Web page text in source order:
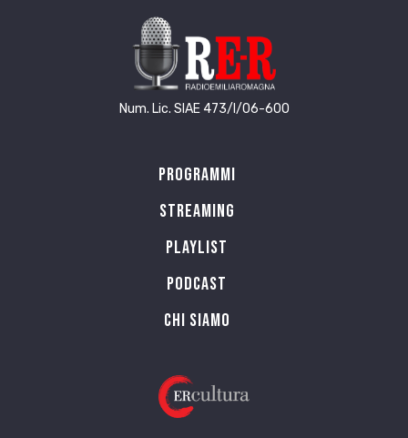
Num. Lic. SIAE 473/I/06-600
Programmi
Streaming
Playlist
PODCAST
Chi siamo